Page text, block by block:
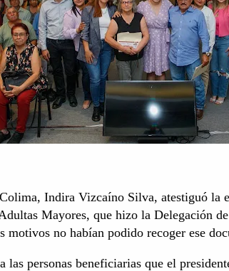
Indira Vizcaíno Silva, atestiguó la
Mayores, que hizo la Delegación
motivos no habían podido recoger ese
las personas beneficiarias que el